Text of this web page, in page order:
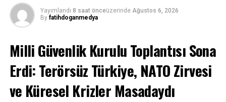
Yayımlandı 8 saat önceüzerinde Ağustos 6, 2026
By fatihdoganmedya
Milli Güvenlik Kurulu Toplantısı Sona
Erdi: Terörsüz Türkiye, NATO Zirvesi
ve Küresel Krizler Masadaydı